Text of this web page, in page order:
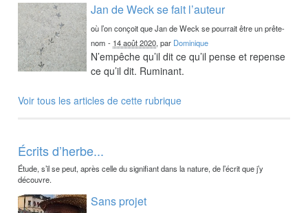
Jan de Weck se fait l’auteur
où l’on conçoit que Jan de Weck se pourrait être un prête-
nom - 14 août 2020, par Dominique
N’empêche qu’il dit ce qu’il pense et repense
ce qu’il dit. Ruminant.
Voir tous les articles de cette rubrique
Écrits d’herbe...
Étude, s’il se peut, après celle du signifiant dans la nature, de l’écrit que j’y
découvre.
Sans projet